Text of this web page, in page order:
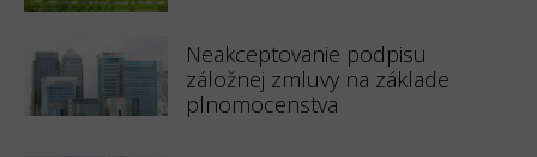
Neakceptovanie podpisu
záložnej zmluvy na základe
plnomocenstva